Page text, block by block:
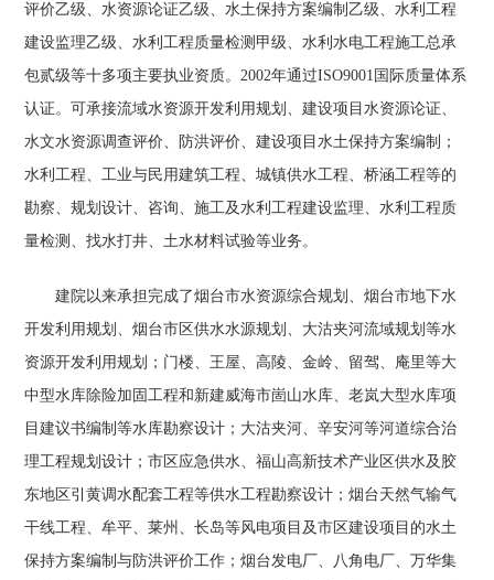
评价乙级、水资源论证乙级、水土保持方案编制乙级、水利工程
建设监理乙级、水利工程质量检测甲级、水利水电工程施工总承
包贰级等十多项主要执业资质。2002年通过ISO9001国际质量体系
认证。可承接流域水资源开发利用规划、建设项目水资源论证、
水文水资源调查评价、防洪评价、建设项目水土保持方案编制；
水利工程、工业与民用建筑工程、城镇供水工程、桥涵工程等的
勘察、规划设计、咨询、施工及水利工程建设监理、水利工程质
量检测、找水打井、土水材料试验等业务。
建院以来承担完成了烟台市水资源综合规划、烟台市地下水
开发利用规划、烟台市区供水水源规划、大沽夹河流域规划等水
资源开发利用规划；门楼、王屋、高陵、金岭、留驾、庵里等大
中型水库除险加固工程和新建威海市崮山水库、老岚大型水库项
目建议书编制等水库勘察设计；大沽夹河、辛安河等河道综合治
理工程规划设计；市区应急供水、福山高新技术产业区供水及胶
东地区引黄调水配套工程等供水工程勘察设计；烟台天然气输气
干线工程、牟平、莱州、长岛等风电项目及市区建设项目的水土
保持方案编制与防洪评价工作；烟台发电厂、八角电厂、万华集